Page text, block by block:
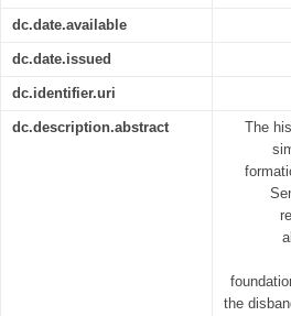
dc.date.available
dc.date.issued
dc.identifier.uri
dc.description.abstract
The
the